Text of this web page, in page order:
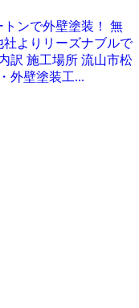
ンで外壁塗装！ 無
よりリーズナブルで
訳 施工場所 流山市松
外壁塗装工...